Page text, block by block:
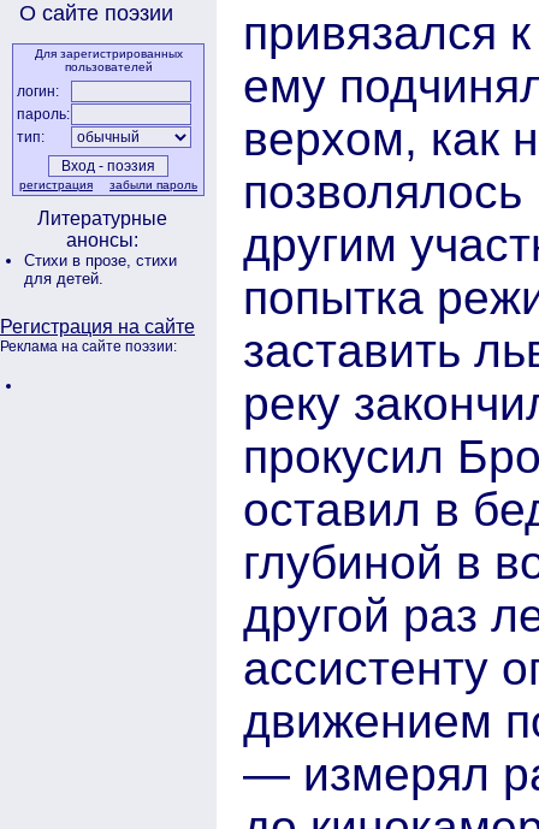
О сайте поэзии
Для зарегистрированных
пользователей
логин:
пароль:
тип:
регистрация забыли пароль
Литературные
анонсы:
Стихи в прозе, стихи
для детей.
Регистрация на сайте
Реклама на сайте поэзии:
­­­­­привязался
ему
верхом, как
другим
попытка
заставить
реку
прокусил
оставил в
глубиной в
другой раз
ассистенту
движением
— измерял